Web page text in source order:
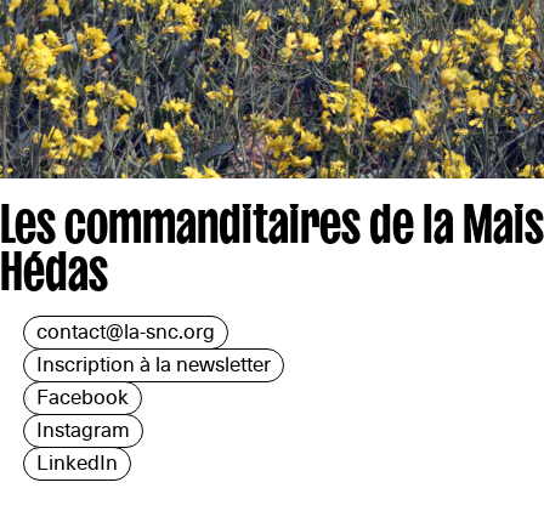
Les commanditaires de la
Hédas
contact@la-snc.org
Inscription à la newsletter
Facebook
Instagram
LinkedIn